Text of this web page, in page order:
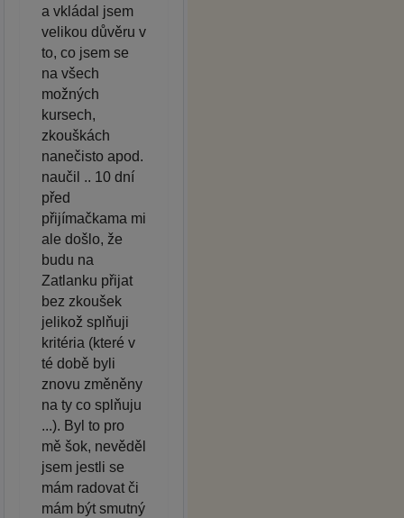
a vkládal jsem
velikou důvěru v
to, co jsem se
na všech
možných
kursech,
zkouškách
nanečisto apod.
naučil .. 10 dní
před
přijímačkama mi
ale došlo, že
budu na
Zatlanku přijat
bez zkoušek
jelikož splňuji
kritéria (které v
té době byli
znovu změněny
na ty co splňuju
...). Byl to pro
mě šok, nevěděl
jsem jestli se
mám radovat či
mám být smutný